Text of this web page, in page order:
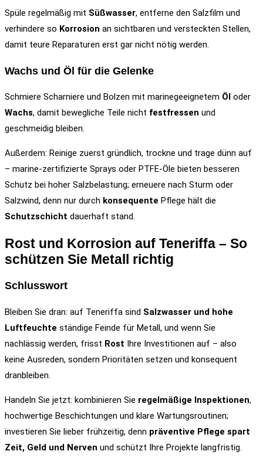
Spüle regelmäßig mit Süßwasser, entferne den Salzfilm und
verhindere so Korrosion an sichtbaren und versteckten Stellen,
damit teure Reparaturen erst gar nicht nötig werden.
Wachs und Öl für die Gelenke
Schmiere Scharniere und Bolzen mit marinegeeignetem Öl oder
Wachs, damit bewegliche Teile nicht festfressen und
geschmeidig bleiben.
Außerdem: Reinige zuerst gründlich, trockne und trage dünn auf
– marine‑zertifizierte Sprays oder PTFE‑Öle bieten besseren
Schutz bei hoher Salzbelastung; erneuere nach Sturm oder
Salzwind, denn nur durch konsequente Pflege hält die
Schutzschicht dauerhaft stand.
Rost und Korrosion auf Teneriffa – So
schützen Sie Metall richtig
Schlusswort
Bleiben Sie dran: auf Teneriffa sind Salzwasser und hohe
Luftfeuchte ständige Feinde für Metall, und wenn Sie
nachlässig werden, frisst Rost Ihre Investitionen auf – also
keine Ausreden, sondern Prioritäten setzen und konsequent
dranbleiben.
Handeln Sie jetzt: kombinieren Sie regelmäßige Inspektionen,
hochwertige Beschichtungen und klare Wartungsroutinen;
investieren Sie lieber frühzeitig, denn präventive Pflege spart
Zeit, Geld und Nerven und schützt Ihre Projekte langfristig.